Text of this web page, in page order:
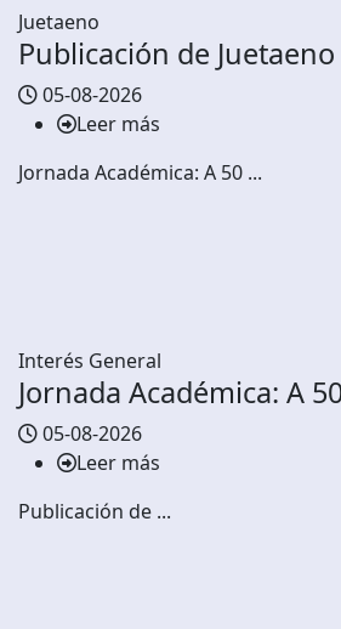
Juetaeno
Publicación de Juetaeno
05-08-2026
Leer más
Jornada Académica: A 50 ...
Interés General
Jornada Académica: A
05-08-2026
Leer más
Publicación de ...